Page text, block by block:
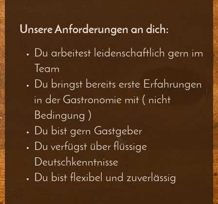
Unsere Anforderungen an dich:
Du arbeitest leidenschaftlich gern im
Team
Du bringst bereits erste Erfahrungen
in der Gastronomie mit ( nicht
Bedingung )
Du bist gern Gastgeber
Du verfügst über flüssige
Deutschkenntnisse
Du bist flexibel und zuverlässig